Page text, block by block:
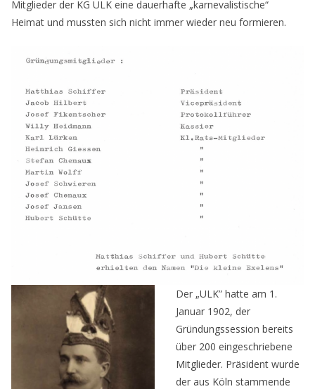
Mitglieder der KG ULK eine dauerhafte „karnevalistische“
Heimat und mussten sich nicht immer wieder neu formieren.
Der „ULK” hatte am 1.
Januar 1902, der
Gründungssession bereits
über 200 eingeschriebene
Mitglieder. Präsident wurde
der aus Köln stammende